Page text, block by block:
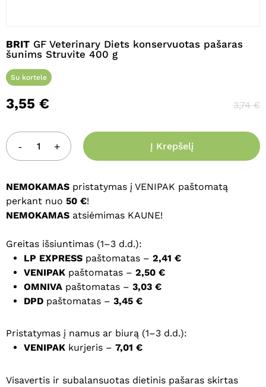
BRIT GF Veterinary Diets konservuotas pašaras
šunims Struvite 400 g
Su kortele
3,55 € 3,74€
Į Krepšelį
NEMOKAMAS pristatymas į VENIPAK paštomatą
perkant nuo 50 €!
NEMOKAMAS atsiėmimas KAUNE!
Greitas išsiuntimas (1–3 d.d.):
LP EXPRESS paštomatas – 2,41 €
VENIPAK paštomatas – 2,50 €
OMNIVA paštomatas – 3,03 €
DPD paštomatas – 3,45 €
Pristatymas į namus ar biurą (1–3 d.d.):
VENIPAK kurjeris – 7,01 €
Visavertis ir subalansuotas dietinis pašaras skirtas
Pavadinimas *
Noriu savo interneto naršyklėje
išsaugoti vardą, el. pašto adresą ir
įvesti iš naujo, kai kitą kartą vėl norėsiu
parašyti komentarą.